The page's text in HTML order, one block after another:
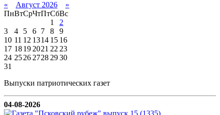
« Август 2026
»
ПнВтСрЧтПтСбВс
1
2
3
4 5 6 7 8
9
10 11 12 1314 15 16
17 18192021 2223
24 252627282930
31
Выпуски патриотических газет
04-08-2026